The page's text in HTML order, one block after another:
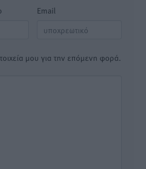
Email
μου για την επόμενη φορά.